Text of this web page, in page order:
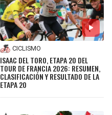
CICLISMO
ISAAC DEL TORO, ETAPA 20 DEL
TOUR DE FRANCIA 2026: RESUMEN,
CLASIFICACIÓN Y RESULTADO DE LA
ETAPA 20